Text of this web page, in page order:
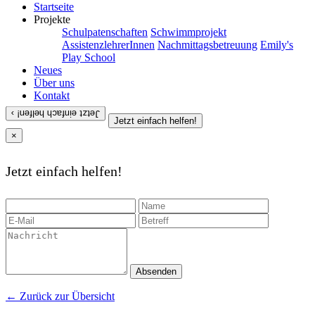
Startseite
Projekte
Schulpatenschaften Schwimmprojekt
AssistenzlehrerInnen Nachmittagsbetreuung Emily's
Play School
Neues
Über uns
Kontakt
Jetzt einfach helfen! ›
Jetzt einfach helfen!
×
Jetzt einfach helfen!
Absenden
← Zurück zur Übersicht